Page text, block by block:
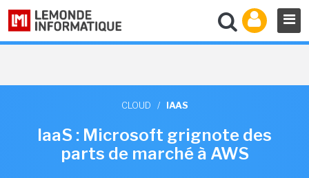
CLOUD / IAAS
IaaS : Microsoft grignote des
parts de marché à AWS